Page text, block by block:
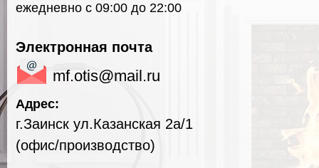
Адрес:
mf.otis@mail.ru
г.Заинск ул.Казанская 2а/1
(офис/производство)
Электронная почта
ежедневно с 09:00 до 22:00